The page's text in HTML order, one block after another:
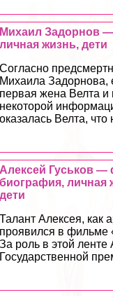
Михаил Задорнов
личная жизнь, дети
Согласно
Михаила Задорнова,
первая жена Велта
некоторой
оказалась Велта,
Алексей Гуськов —
биография, личная
дети
Талант Алексея, как
проявился в фильме
За роль в этой
Государственной